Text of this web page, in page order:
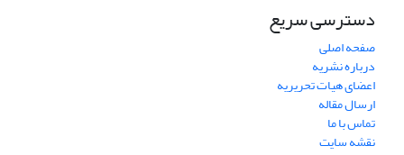
دسترسی سریع
صفحه اصلی
درباره نشریه
اعضای هیات تحریریه
ارسال مقاله
تماس با ما
نقشه سایت